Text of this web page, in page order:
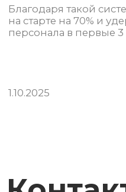
Согласие на рассылку